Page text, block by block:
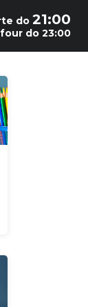
do 21:00
do 23:00